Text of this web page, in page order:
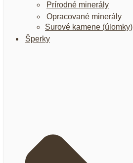
Prírodné minerály
Opracované minerály
Surové kamene (úlomky)
Šperky